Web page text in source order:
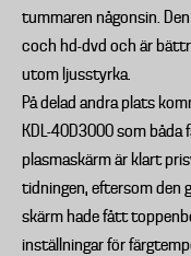
tummaren någonsin.
coch hd-dvd och är
utom ljusstyrka.
På delad andra plats
KDL-40D3000 som
plasmaskärm är klart
tidningen, eftersom den
skärm hade fått
inställningar för